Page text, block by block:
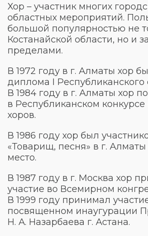
Хор – участник многих
областных мероприятий.
большой популярностью не
Костанайской области, но и
пределами.
В 1972 году в г. Алматы хор
диплома I Республиканского
В 1984 году в г. Алматы хор
в Республиканском
хоров.
В 1986 году хор был
«Товарищ, песня» в г.
место.
В 1987 году в г. Москва хор
участие во Всемирном
В 1999 году принимал
посвященном инаугурации
Н. А. Назарбаева г. Астана.